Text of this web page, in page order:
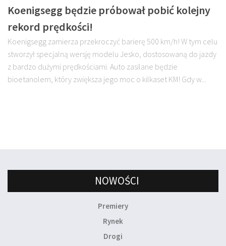
Koenigsegg będzie próbował pobić kolejny
rekord prędkości!
Koenigsegg zamierza przekroczyć barierę 500 km/h! W tym celu
stworzył specjalną wersję modelu Jesko, dostosowaną do jazdy
z bardzo dużymi prędkościami. Auto zasilane będzie
bioetanolem, który zwiększa jego moc o kilkaset KM! Gdy w...
NOWOŚCI
Premiery
Rynek
Drogi